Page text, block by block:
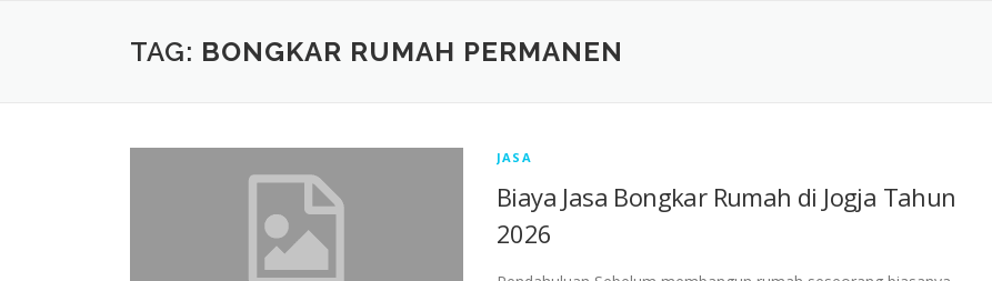
TAG: BONGKAR RUMAH PERMANEN
JASA
Biaya Jasa Bongkar Rumah di Jogja Tahun
2026